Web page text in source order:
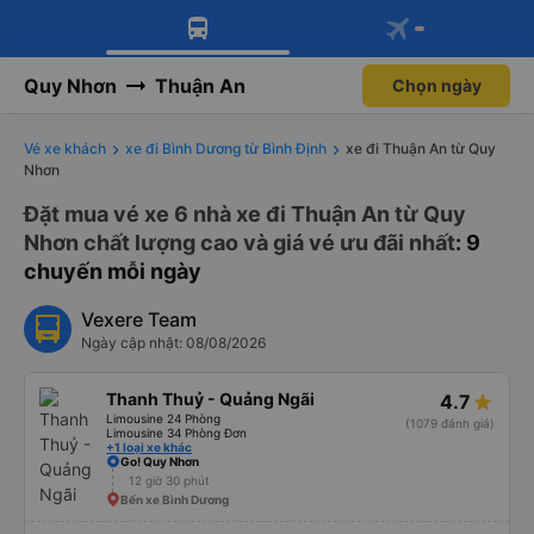
Tải app Vexere ngay!
Nhận ưu đãi thành viên độc
Tải app Vexere
Quy Nhơn Thuận An Chọn ngày
Vé xe khách xe đi Bình Dương từ Bình Định
xe đi Thuận An từ Quy
Nhơn
Đặt mua vé xe 6 nhà xe đi Thuận An từ Quy
Nhơn chất lượng cao và giá vé ưu đãi nhất: 9
chuyến mỗi ngày
Vexere Team
Ngày cập nhật: 08/08/2026
Thanh Thuỷ - Quảng Ngãi
Limousine 24 Phòng
Limousine 34 Phòng Đơn
+1 loại xe khác
4.7
(1079 đánh giá)
Go! Quy Nhơn
12 giờ 30 phút
Bến xe Bình Dương